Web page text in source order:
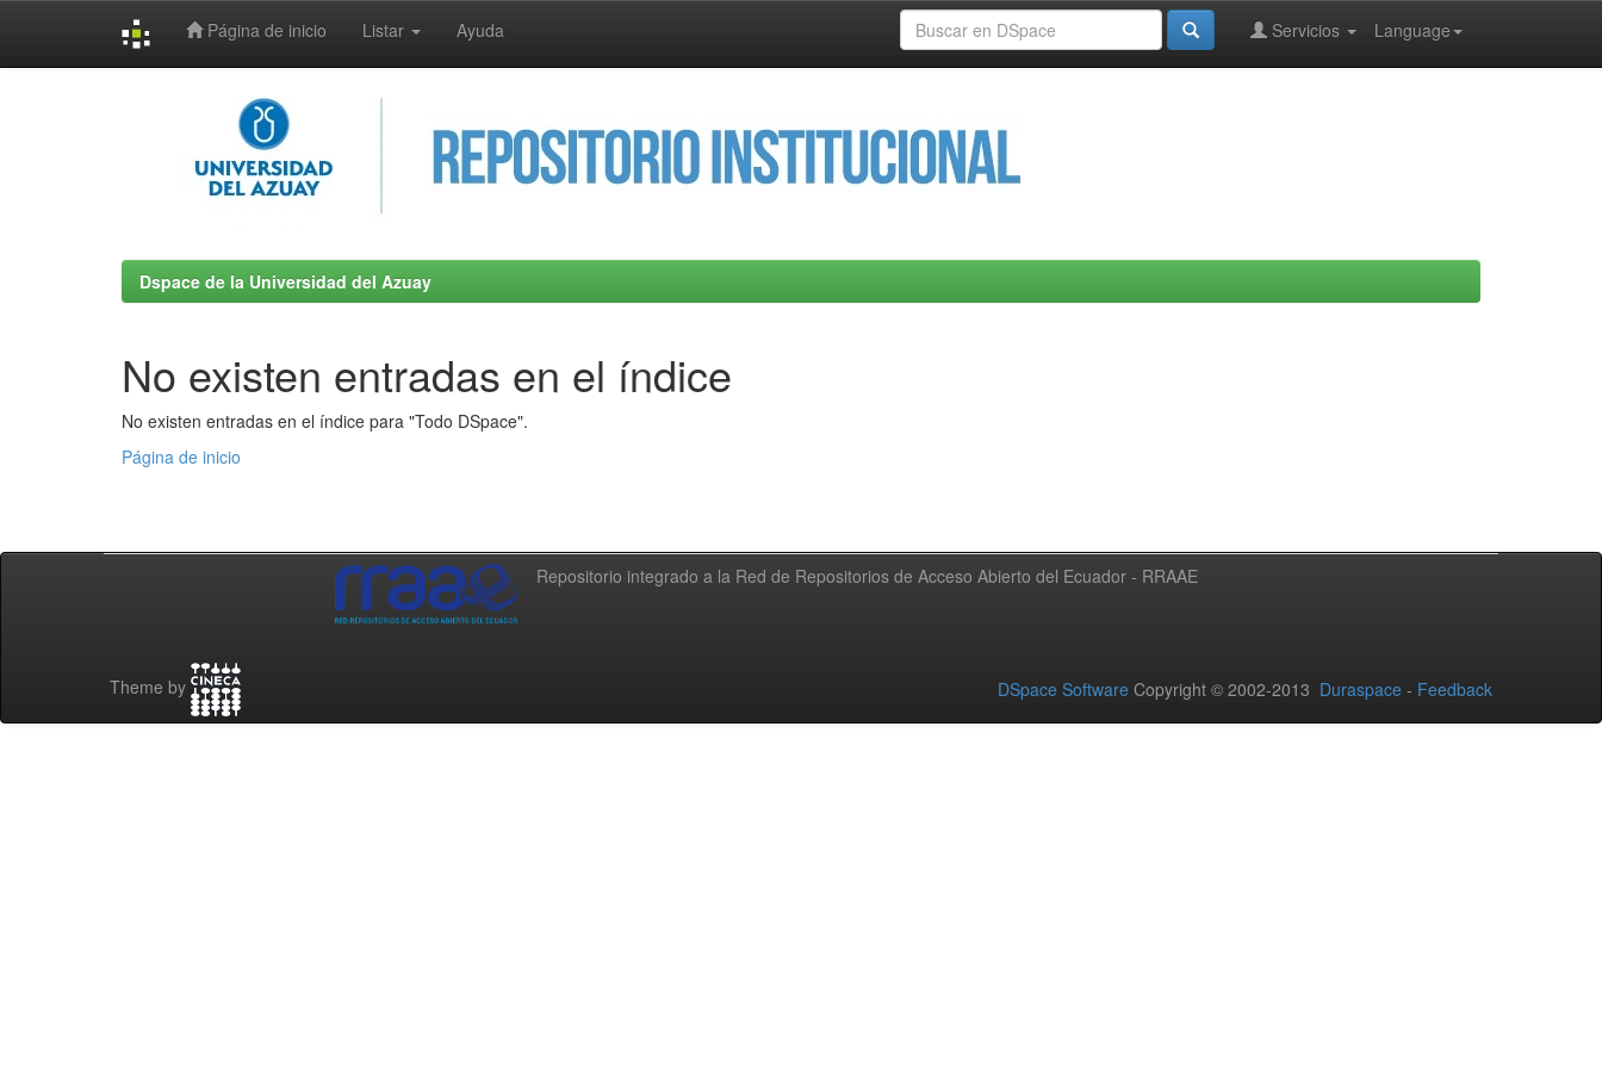
Página de inicio Listar Ayuda Language
Servicios
Dspace de la Universidad del Azuay
No existen entradas en el índice
No existen entradas en el índice para "Todo DSpace".
Página de inicio
Repositorio integrado a la Red de Repositorios de Acceso Abierto del Ecuador - RRAAE
Theme by DSpace Software Copyright © 2002-2013 Duraspace - Feedback